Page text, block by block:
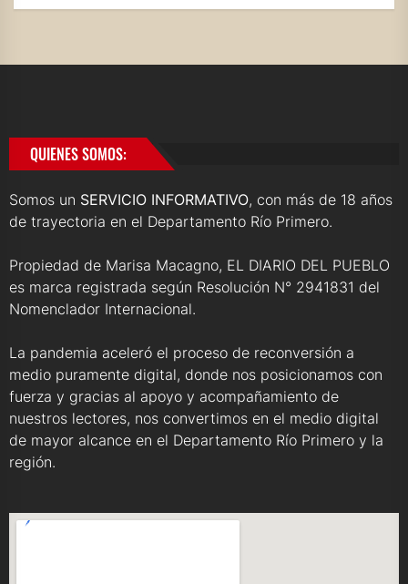
QUIENES SOMOS:
Somos un SERVICIO INFORMATIVO, con más de 18 años
de trayectoria en el Departamento Río Primero.
Propiedad de Marisa Macagno, EL DIARIO DEL PUEBLO
es marca registrada según Resolución N° 2941831 del
Nomenclador Internacional.
La pandemia aceleró el proceso de reconversión a
medio puramente digital, donde nos posicionamos con
fuerza y gracias al apoyo y acompañamiento de
nuestros lectores, nos convertimos en el medio digital
de mayor alcance en el Departamento Río Primero y la
región.